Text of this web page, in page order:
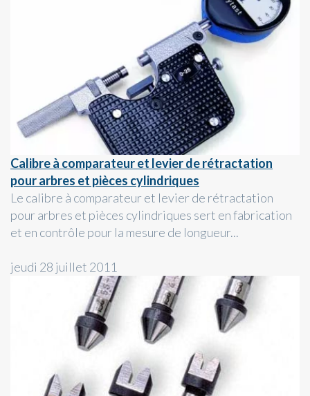
Calibre à comparateur et levier de rétractation
pour arbres et pièces cylindriques
Le calibre à comparateur et levier de rétractation
pour arbres et pièces cylindriques sert en fabrication
et en contrôle pour la mesure de longueur...
jeudi 28 juillet 2011